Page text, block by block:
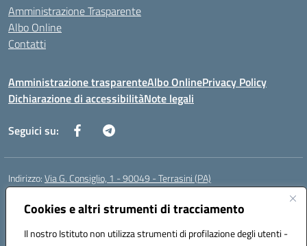
Cookies e altri strumenti di tracciamento
Il nostro Istituto non utilizza strumenti di profilazione degli utenti -
Amministrazione Trasparente
Albo Online
Contatti
Amministrazione trasparenteAlbo OnlinePrivacy Policy
Dichiarazione di accessibilitàNote legali
Seguici su:
Indirizzo:Via G. Consiglio, 1 - 90049 - Terrasini (PA)
Centralino:0918619723 Email:paic88700d@istruzione.it
Posta elettronica certificata (PEC):paic88700d@pec.istruzione.it
Codice fiscale: 80025710825